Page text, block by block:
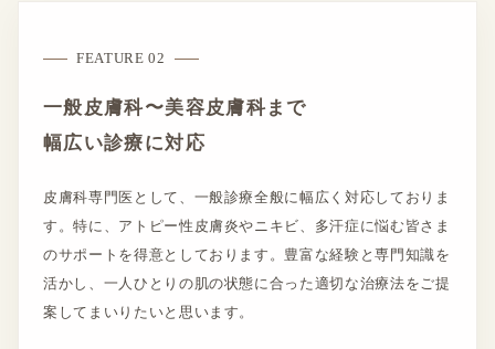
FEATURE 02
一般皮膚科〜美容皮膚科まで
幅広い診療に対応
皮膚科専門医として、一般診療全般に幅広く対応しておりま
す。特に、アトピー性皮膚炎やニキビ、多汗症に悩む皆さま
のサポートを得意としております。豊富な経験と専門知識を
活かし、一人ひとりの肌の状態に合った適切な治療法をご提
案してまいりたいと思います。